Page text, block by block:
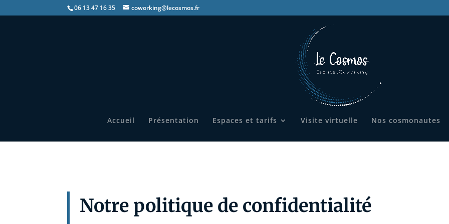
06 13 47 16 35 coworking@lecosmos.fr
Accueil Présentation Espaces et tarifs Visite virtuelle Nos cosmonautes
Notre politique de confidentialité